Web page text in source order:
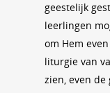
geestelijk
leerlingen
om Hem
liturgie van
zien, even